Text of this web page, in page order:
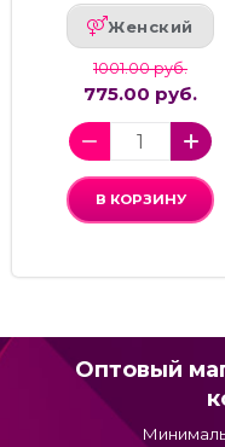
Женский
1001.00 руб.
775.00 руб.
В КОРЗИНУ
Оптовый